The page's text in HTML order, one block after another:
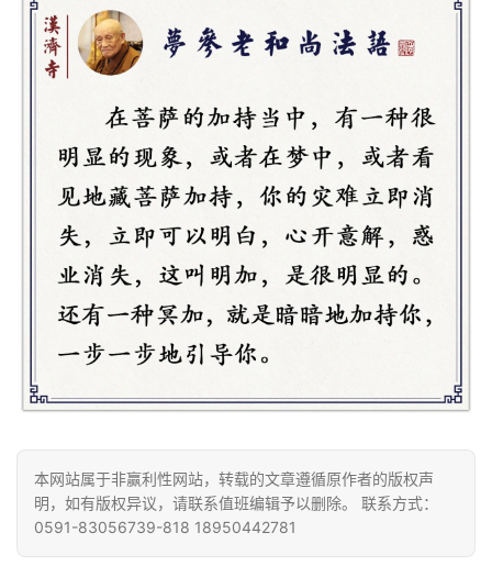
寺
院
巡
礼
视
频
登录 注册
本网站属于非赢利性网站，转载的文章遵循原作者的版权声
明，如有版权异议，请联系值班编辑予以删除。 联系方式：
0591-83056739-818 18950442781